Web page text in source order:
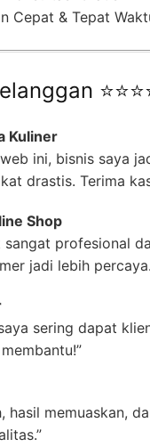
Cepat & Tepat
Kuliner
ini, bisnis saya
drastis. Terima
Shop
sangat profesional
jadi lebih
sering dapat
hasil memuaskan,